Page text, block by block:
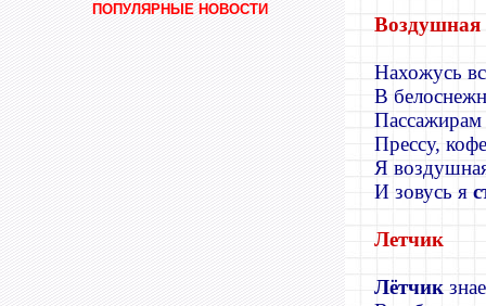
ПОПУЛЯРНЫЕ НОВОСТИ
Воздушная
Нахожусь
В
Прессу,
Я
И зовусь я
Летчик
Лётчик